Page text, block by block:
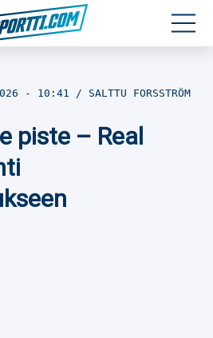
- 10:41 SALTTU FORSSTRÖM
piste – Real